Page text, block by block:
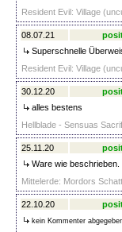
Resident Evil: Village
08.07.21
Superschnelle
Resident Evil: Village
30.12.20
alles bestens
Hellblade - Sensuas
25.11.20
Ware wie
Mittelerde: Mordors
22.10.20
kein Kommenter